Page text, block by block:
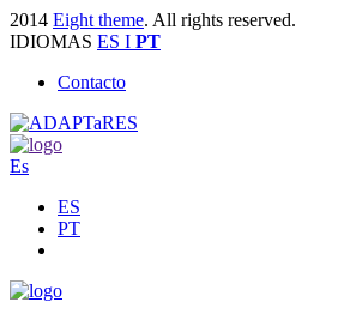
2014 Eight theme. All rights reserved.
IDIOMAS ES I PT
Contacto
Es
ES
PT